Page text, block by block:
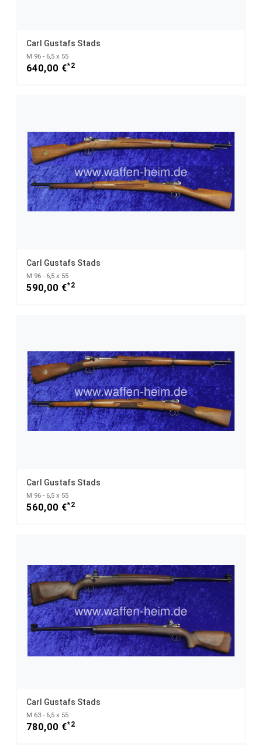
Carl Gustafs Stads
M 96 - 6,5 x 55
640,00 €*2
Carl Gustafs Stads
M 96 - 6,5 x 55
590,00 €*2
Carl Gustafs Stads
M 96 - 6,5 x 55
560,00 €*2
Carl Gustafs Stads
M 63 - 6,5 x 55
780,00 €*2